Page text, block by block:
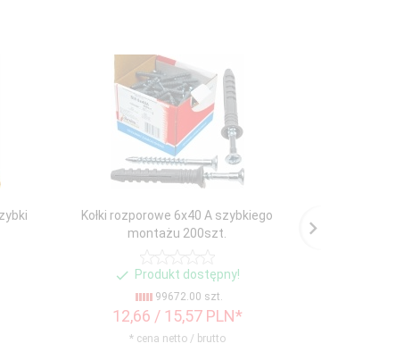
Kołki rozporowe 6x40 A szybkiego
montażu 200szt.
Produkt dostępny!
99672.00 szt.
12,66 / 15,57 PLN*
* cena netto / brutto